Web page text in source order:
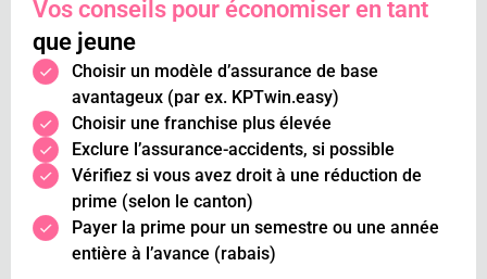
Vos conseils pour économiser en tant
que jeune
Choisir un modèle d’assurance de base
avantageux (par ex. KPTwin.easy)
Choisir une franchise plus élevée
Exclure l’assurance-accidents, si possible
Vérifiez si vous avez droit à une réduction de
prime (selon le canton)
Payer la prime pour un semestre ou une année
entière à l’avance (rabais)